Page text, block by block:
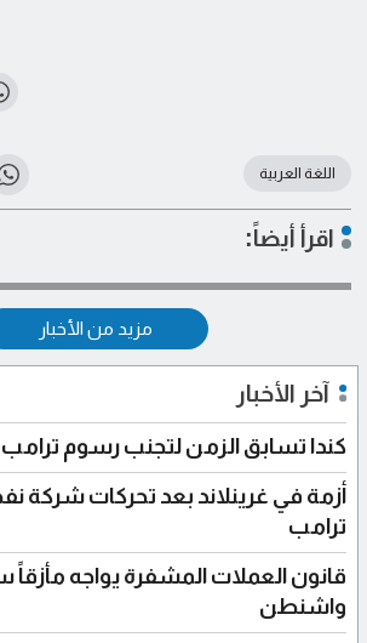
اللغة العربية
اقرأ أيضاً:
مزيد من الأخبار
آخر الأخبار
كندا تسابق الزمن لتجنب رسوم ترامب
أزمة في غرينلاند بعد تحركات شركة
ترامب
قانون العملات المشفرة يواجه مأزقاً
واشنطن